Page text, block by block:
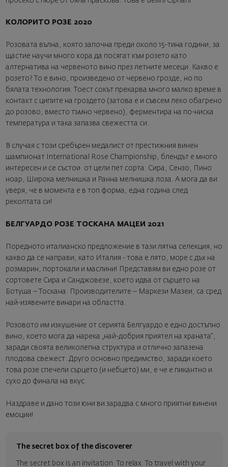
КОЛОРИТО РОЗЕ 2020
Розовата вълна, която започна преди около 15-тина години, за
щастие научи много хора да посягат към розето като
алтернатива на червеното вино през летните месеци. Какво е
розето? То е вино, произведено от червено грозде, но по
бялата технология. Тоест сокът прекарва много малко време в
контакт с ципите на гроздето (затова е и съвсем леко обагрено
до розово, вместо тъмно червено), ферментира на по-ниска
температура и така запазва свежестта си.
В случая с този сребърен медалист от престижния винен
шампионат International Rose Championship, блендът е много
интересен и се състои от цели пет сорта: Сира, Сензо, Пино
ноар, Широка мелнишка и Ранна мелнишка лоза. А мога да ви
уверя, че в момента е в топ форма, една година след
реколтата си!
БЕЛГУАРДО РОЗЕ ТОСКАНА МАЦЕИ 2021
Поредното италианско предложение в тази лятна селекция, но
какво да се направи, като Италия - това е лято, море с дъх на
розмарин, портокали и маслини! Представям ви едно розе от
сортовете Сира и Санджовезе, което идва от сърцето на
Ботуша – Тоскана. Производителите – Маркези Мазеи, са сред
най-изявените винари на областта.
Розовото им изкушение от серията Белгуардо е едно достъпно
вино, което мога да нарека „най-добрия приятел на храната“,
заради своята великолепна структура и отлично запазена
плодова свежест. Друго основно предимство, заради което
това розе спечели сърцето (и небцето) ми, е че е пикантно и
сухо до финала на вкус.
Наздраве и дано този юни ви зарадва с много приятни винени
емоции!
The secret box of the discoverer
The secret box is an invitation. To relax. To travel with your